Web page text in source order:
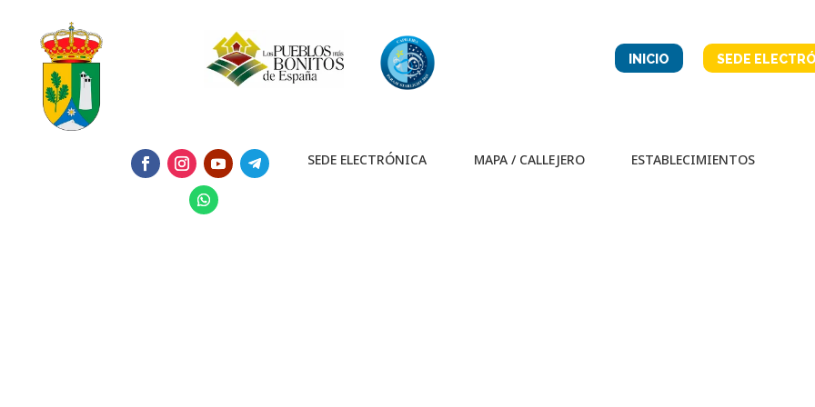
INICIO SEDE
SEDE ELECTRÓNICA MAPA / CALLEJERO ESTABLECIMIENTOS